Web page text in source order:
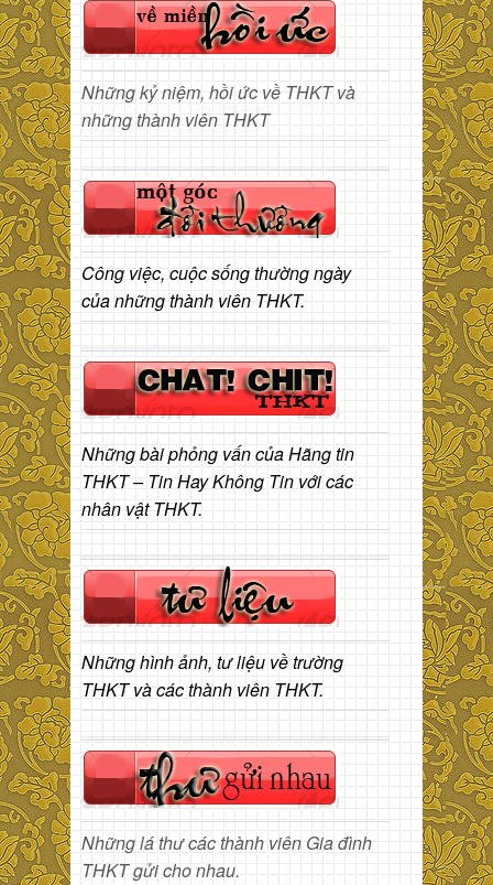
Những kỷ niệm, hồi ức về THKT và
những thành viên THKT
Công việc, cuộc sống thường ngày
của những thành viên THKT.
Những bài phỏng vấn của Hãng tin
THKT – Tin Hay Không Tin với các
nhân vật THKT.
Những hình ảnh, tư liệu về trường
THKT và các thành viên THKT.
Những lá thư các thành viên Gia đình
THKT gửi cho nhau.